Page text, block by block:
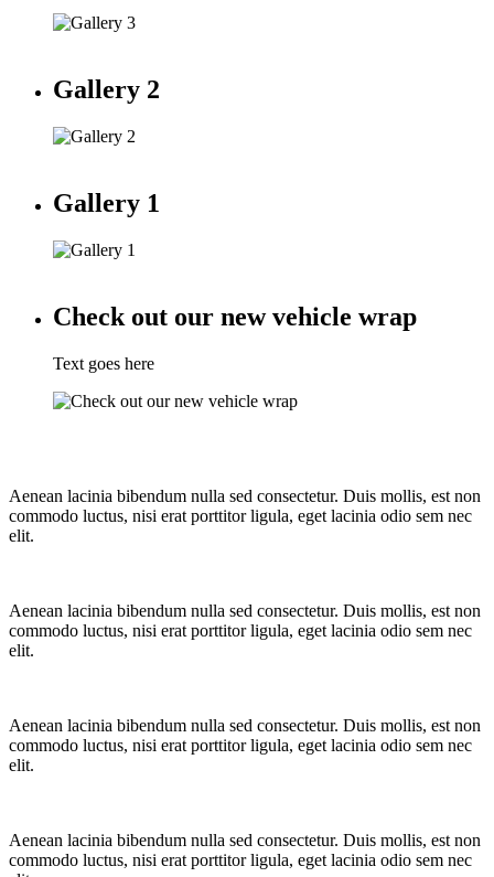
Gallery 2
Gallery 1
Check out our new vehicle wrap
Text goes here
Aenean lacinia bibendum nulla sed consectetur. Duis mollis, est non
commodo luctus, nisi erat porttitor ligula, eget lacinia odio sem nec
elit.
Aenean lacinia bibendum nulla sed consectetur. Duis mollis, est non
commodo luctus, nisi erat porttitor ligula, eget lacinia odio sem nec
elit.
Aenean lacinia bibendum nulla sed consectetur. Duis mollis, est non
commodo luctus, nisi erat porttitor ligula, eget lacinia odio sem nec
elit.
Aenean lacinia bibendum nulla sed consectetur. Duis mollis, est non
commodo luctus, nisi erat porttitor ligula, eget lacinia odio sem nec